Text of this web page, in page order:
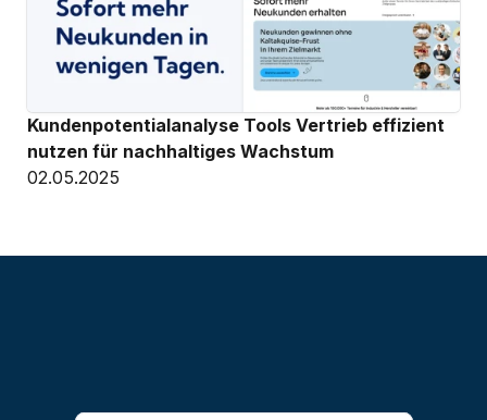
Kundenpotentialanalyse Tools Vertrieb effizient
nutzen für nachhaltiges Wachstum
02.05.2025